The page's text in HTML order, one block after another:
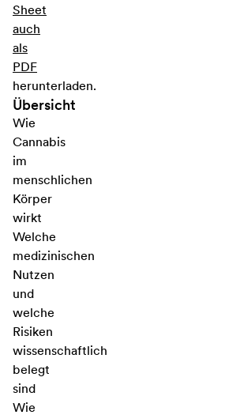
Sheet
auch
als
PDF
herunterladen.
Übersicht
Wie
Cannabis
im
menschlichen
Körper
wirkt
Welche
medizinischen
Nutzen
und
welche
Risiken
wissenschaftlich
belegt
sind
Wie